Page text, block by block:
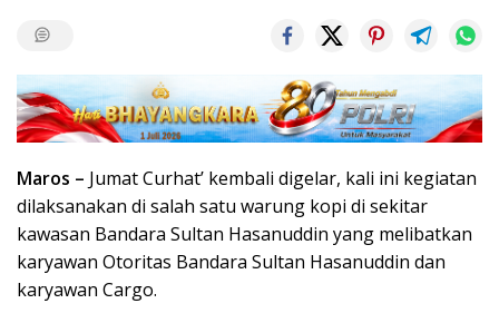
Maros – Jumat Curhat’ kembali digelar, kali ini kegiatan
dilaksanakan di salah satu warung kopi di sekitar
kawasan Bandara Sultan Hasanuddin yang melibatkan
karyawan Otoritas Bandara Sultan Hasanuddin dan
karyawan Cargo.